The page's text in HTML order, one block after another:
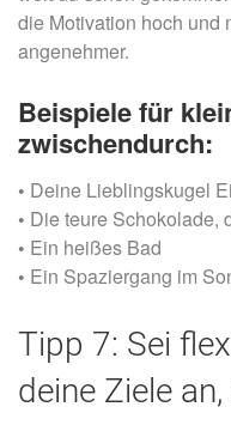
die Motivation hoch und
angenehmer.
Beispiele für
zwischendurch:
• Deine Lieblingskugel
• Die teure Schokolade,
• Ein heißes Bad
• Ein Spaziergang im
Tipp 7: Sei
deine Ziele